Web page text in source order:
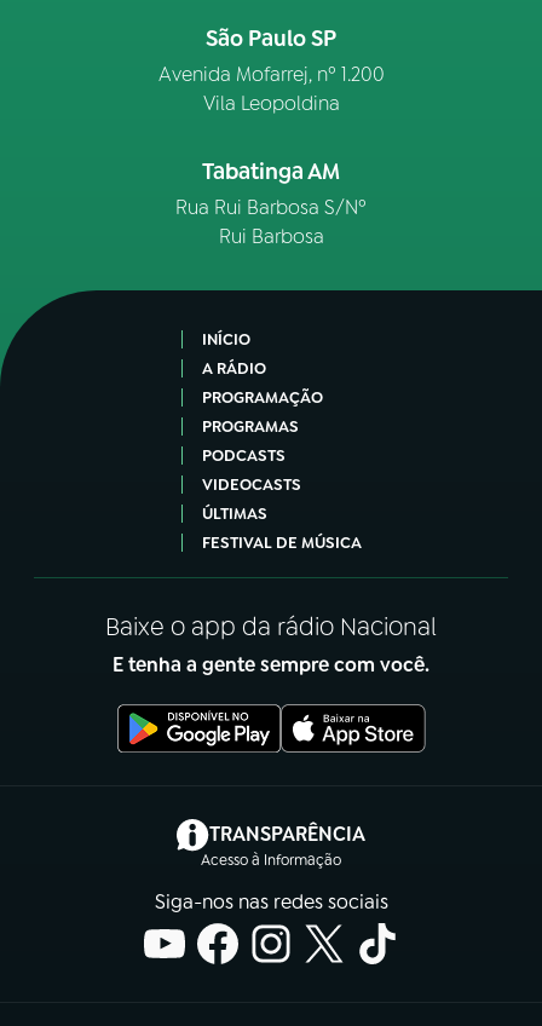
São Paulo SP
Avenida Mofarrej, nº 1.200
Vila Leopoldina
Tabatinga AM
Rua Rui Barbosa S/Nº
Rui Barbosa
INÍCIO
A RÁDIO
PROGRAMAÇÃO
PROGRAMAS
PODCASTS
VIDEOCASTS
ÚLTIMAS
FESTIVAL DE MÚSICA
Baixe o app da rádio Nacional
E tenha a gente sempre com você.
TRANSPARÊNCIA
Acesso à Informação
(abre em nova aba)
Siga-nos nas redes sociais